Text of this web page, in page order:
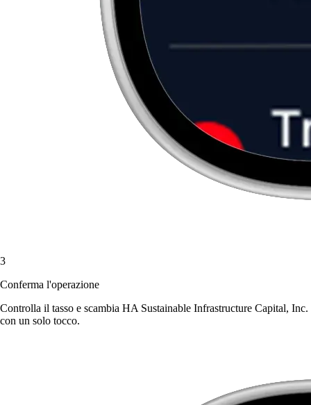
3
Conferma l'operazione
Controlla il tasso e scambia HA Sustainable Infrastructure Capital, Inc.
con un solo tocco.